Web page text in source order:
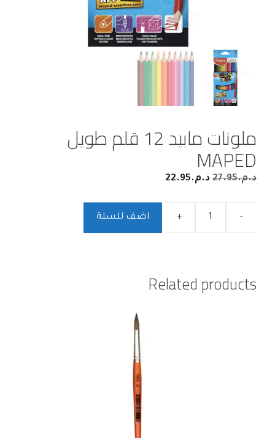
ملونات مابيد 12 قلم طويل
MAPED
د.م.27.95 د.م.22.95
-
+ اضف للسلة
Related products